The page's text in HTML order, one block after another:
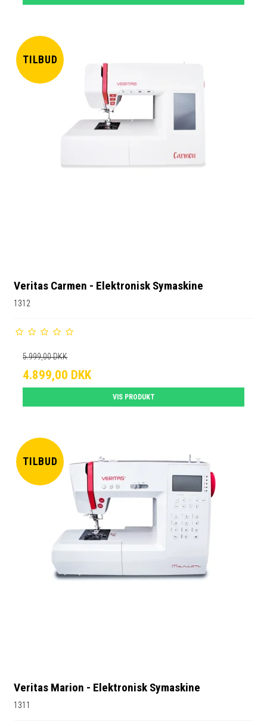
TILBUD
Veritas Carmen - Elektronisk Symaskine
1312
5.999,00 DKK
4.899,00 DKK
VIS PRODUKT
TILBUD
Veritas Marion - Elektronisk Symaskine
1311